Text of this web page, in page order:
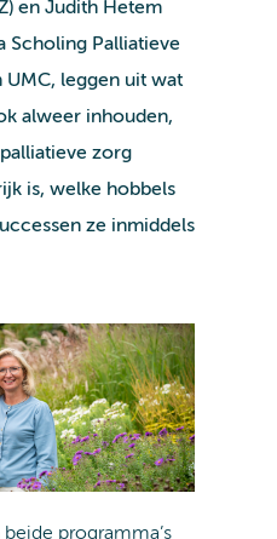
en Judith Hetem
Scholing Palliatieve
UMC, leggen uit wat
alweer inhouden,
zorg
is, welke hobbels
ze inmiddels
programma’s